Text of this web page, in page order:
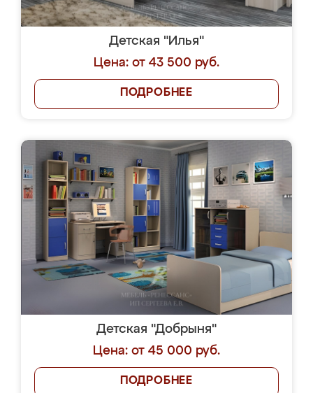
Детская "Илья"
Цена: от 43 500 руб.
ПОДРОБНЕЕ
Детская "Добрыня"
Цена: от 45 000 руб.
ПОДРОБНЕЕ